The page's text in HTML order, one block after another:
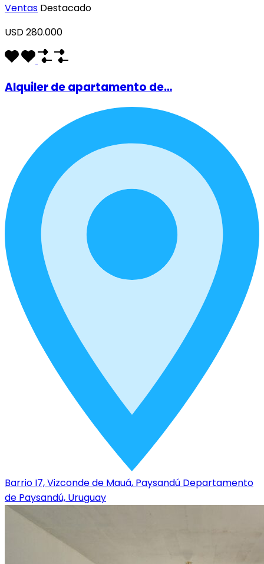
Ventas Destacado
USD280.000
Alquiler de apartamento de…
Barrio I7, Vizconde de Mauá, Paysandú Departamento
de Paysandú, Uruguay